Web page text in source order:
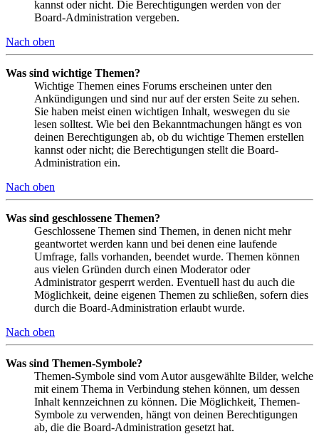
kannst oder nicht. Die Berechtigungen werden von der
Board-Administration vergeben.
Nach oben
Was sind wichtige Themen?
Wichtige Themen eines Forums erscheinen unter den
Ankündigungen und sind nur auf der ersten Seite zu sehen.
Sie haben meist einen wichtigen Inhalt, weswegen du sie
lesen solltest. Wie bei den Bekanntmachungen hängt es von
deinen Berechtigungen ab, ob du wichtige Themen erstellen
kannst oder nicht; die Berechtigungen stellt die Board-
Administration ein.
Nach oben
Was sind geschlossene Themen?
Geschlossene Themen sind Themen, in denen nicht mehr
geantwortet werden kann und bei denen eine laufende
Umfrage, falls vorhanden, beendet wurde. Themen können
aus vielen Gründen durch einen Moderator oder
Administrator gesperrt werden. Eventuell hast du auch die
Möglichkeit, deine eigenen Themen zu schließen, sofern dies
durch die Board-Administration erlaubt wurde.
Nach oben
Was sind Themen-Symbole?
Themen-Symbole sind vom Autor ausgewählte Bilder, welche
mit einem Thema in Verbindung stehen können, um dessen
Inhalt kennzeichnen zu können. Die Möglichkeit, Themen-
Symbole zu verwenden, hängt von deinen Berechtigungen
ab, die die Board-Administration gesetzt hat.